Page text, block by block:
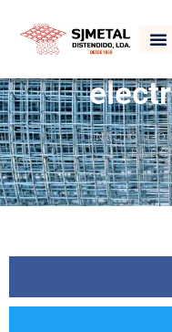
O que
INÍCIO»O